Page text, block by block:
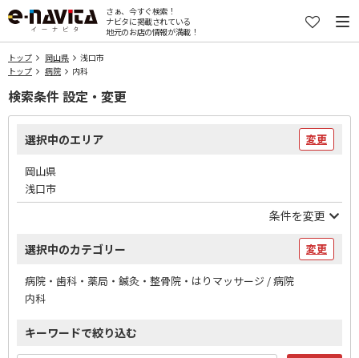
さぁ、今すぐ検索！
ナビタに掲載されている
地元のお店の情報が満載！
トップ 岡山県
浅口市
トップ
病院 内科
検索条件 設定・変更
選択中のエリア 変更
岡山県
浅口市
条件を変更
選択中のカテゴリー 変更
病院・歯科・薬局・鍼灸・整骨院・はりマッサージ / 病院
内科
キーワードで絞り込む